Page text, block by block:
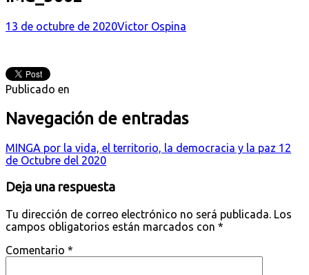
13 de octubre de 2020Victor Ospina
Publicado en
Navegación de entradas
MINGA por la vida, el territorio, la democracia y la paz 12
de Octubre del 2020
Deja una respuesta
Tu dirección de correo electrónico no será publicada. Los
campos obligatorios están marcados con *
Comentario *